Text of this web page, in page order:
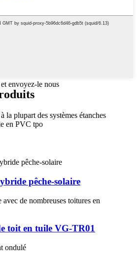
envoyez-le nous
pêche-solaire
toit en tuile VG-TR01